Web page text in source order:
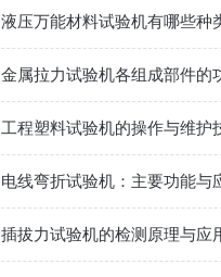
液压万能材料试验机有哪些种
工程塑料试验机的操作与维护
插拔力试验机的检测原理与应